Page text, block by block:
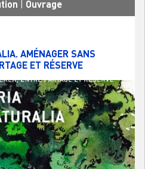
| Ouvrage
AMÉNAGER SANS
ET RÉSERVE